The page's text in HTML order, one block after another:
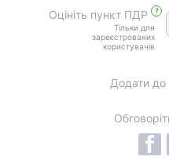
Оцініть пункт ПДР ?
Тільки для
зареєстрованих
користувачів
Додати до